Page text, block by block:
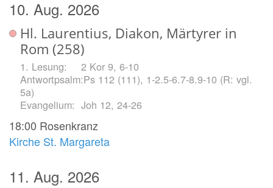
10. Aug. 2026
Hl. Laurentius, Diakon, Märtyrer in
Rom (258)
2 Kor 9, 6-10
Ps 112 (111), 1-2.5-6.7-8.9-10 (R: vgl.
5a)
Joh 12, 24-26
18:00 Rosenkranz
Kirche St. Margareta
11. Aug. 2026